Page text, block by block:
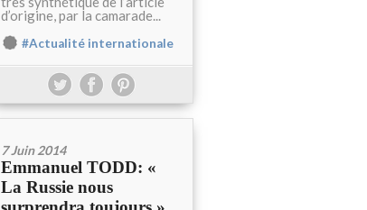
d’origine, par la camarade...
#Actualité internationale
7 Juin 2014
Emmanuel TODD: «
La Russie nous